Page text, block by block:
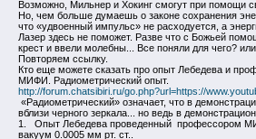
Возможно, Мильнер и Хокинг смогут при помощи
Но, чем больше думаешь о законе сохранения
что «удвоенный импульс» не расходуется, а
Лазер здесь не поможет. Разве что с Божьей
крест и ввели молебны... Все поняли для чего?
Повторяем ссылку.
Кто еще можете сказать про опыт Лебедева и
МИФИ. Радиометрический опыт.
http://forum.chatsibiri.ru/go.php?url=https://
«Радиометрический» означает, что в
вблизи черного зеркала... но ведь в
1. Опыт Лебедева проведенный профессором
вакуум 0.0005 мм рт. ст..